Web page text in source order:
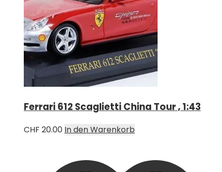
Ferrari 612 Scaglietti China Tour , 1:43
CHF 20.00 In den Warenkorb